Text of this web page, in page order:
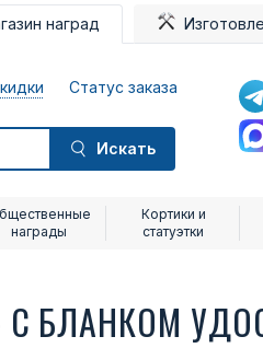
наград
Статус заказа
Искать
награды
Кортики и
статуэтки
БЛАНКОМ